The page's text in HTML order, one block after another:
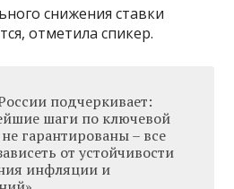
снижения ставки
отметила спикер.
подчеркивает:
шаги по ключевой
не гарантированы – все
от устойчивости
инфляции и